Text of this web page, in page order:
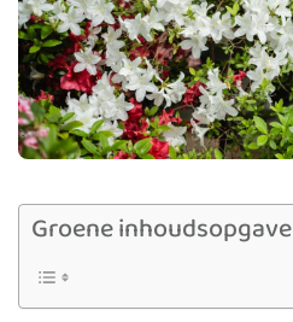
Groene inhoudsopgave